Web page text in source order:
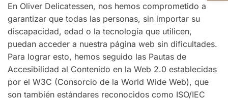
En Oliver Delicatessen, nos hemos comprometido a
garantizar que todas las personas, sin importar su
discapacidad, edad o la tecnología que utilicen,
puedan acceder a nuestra página web sin dificultades.
Para lograr esto, hemos seguido las Pautas de
Accesibilidad al Contenido en la Web 2.0 establecidas
por el W3C (Consorcio de la World Wide Web), que
son también estándares reconocidos como ISO/IEC